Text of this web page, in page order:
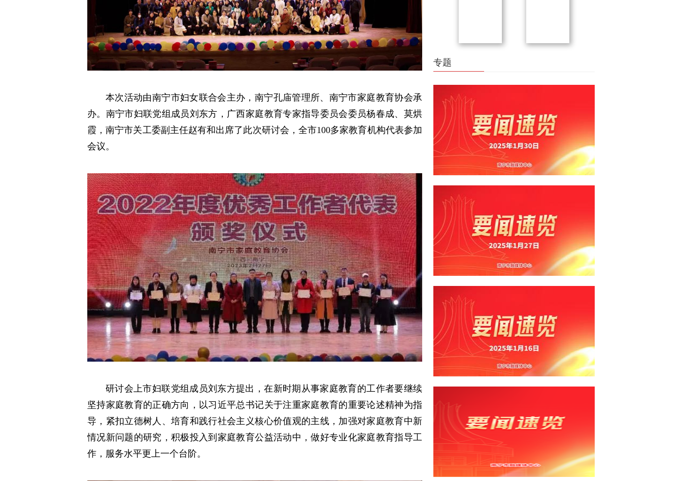
本次活动由南宁市妇女联合会主办，南宁孔庙管理所、南宁市家庭教育协会承
办。南宁市妇联党组成员刘东方，广西家庭教育专家指导委员会委员杨春成、莫烘
霞，南宁市关工委副主任赵有和出席了此次研讨会，全市100多家教育机构代表参加
会议。
研讨会上市妇联党组成员刘东方提出，在新时期从事家庭教育的工作者要继续
坚持家庭教育的正确方向，以习近平总书记关于注重家庭教育的重要论述精神为指
导，紧扣立德树人、培育和践行社会主义核心价值观的主线，加强对家庭教育中新
情况新问题的研究，积极投入到家庭教育公益活动中，做好专业化家庭教育指导工
作，服务水平更上一个台阶。
专题